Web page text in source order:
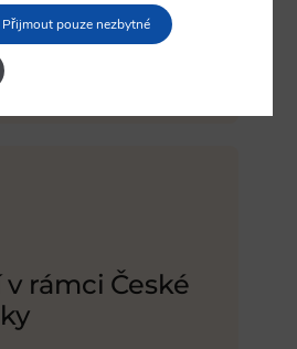
a zaplaťte hotově
převodem skrze IBAN.
rámci České
Přijmout pouze nezbytné